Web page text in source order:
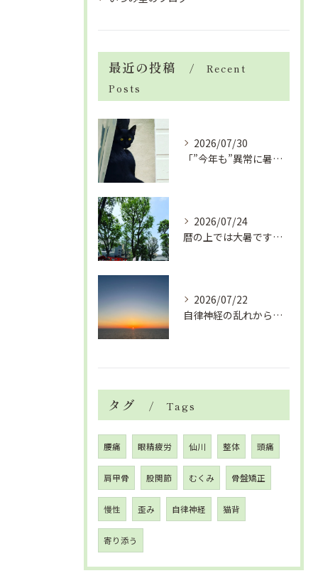
最近の投稿
Recent
Posts
2026/07/30
「”今年も”異常に暑い夏」酷暑+冷房＝夏風邪、腰痛、ひざの痛...
2026/07/24
暦の上では大暑です！腰痛や肩こりから来る頭痛
2026/07/22
自律神経の乱れから生活習慣病、血液循環の滞り
タグ Tags
腰痛 眼精疲労 仙川 整体 頭痛
肩甲骨 股関節 むくみ 骨盤矯正
慢性 歪み 自律神経 猫背
寄り添う